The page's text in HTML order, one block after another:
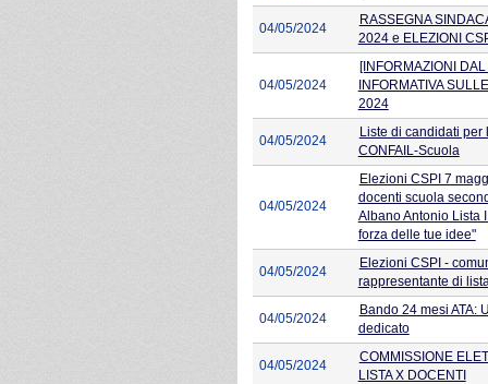
04/05/2024
RASSEGNA
2024 e ELEZIONI
04/05/2024
[INFORMAZIONI
INFORMATIVA
2024
04/05/2024
Liste di candidati per
CONFAIL-Scuola
04/05/2024
Elezioni CSPI 7
docenti scuola
Albano Antonio Lista
forza delle tue idee"
04/05/2024
Elezioni CSPI -
rappresentante di
04/05/2024
Bando 24 mesi ATA:
dedicato
04/05/2024
COMMISSIONE
LISTA X DOCENTI